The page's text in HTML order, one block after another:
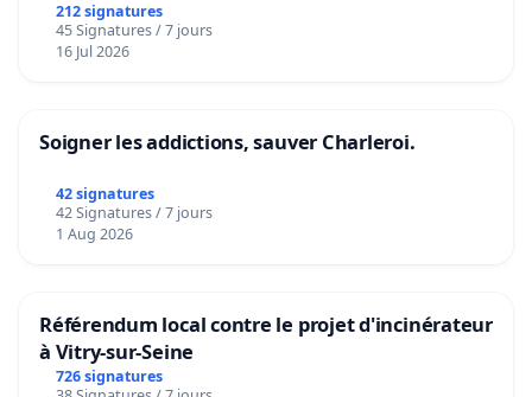
212 signatures
45 Signatures / 7 jours
16 Jul 2026
Soigner les addictions, sauver Charleroi.
42 signatures
42 Signatures / 7 jours
1 Aug 2026
Référendum local contre le projet d'incinérateur
à Vitry-sur-Seine
726 signatures